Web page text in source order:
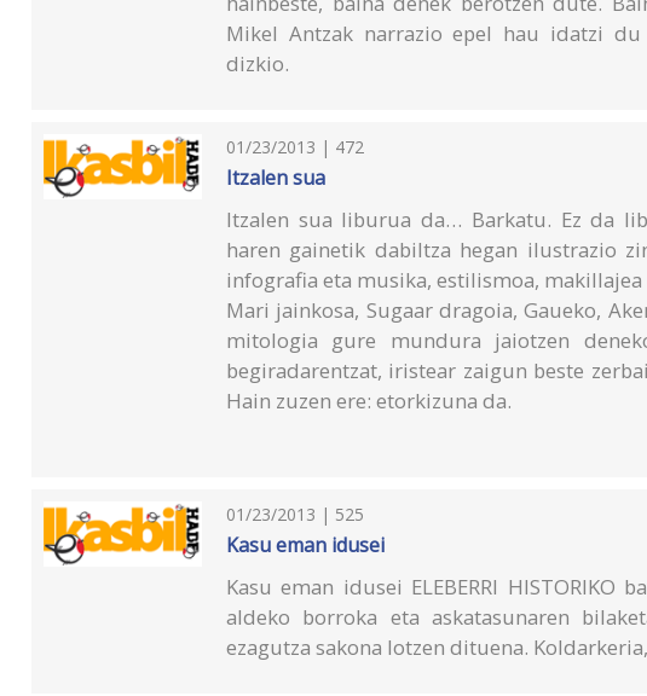
Mikel Antzak narrazio epel hau idatzi
dizkio.
01/23/2013 | 472
Itzalen sua
Itzalen sua liburua da… Barkatu. Ez da
haren gainetik dabiltza hegan ilustrazio
infografia eta musika, estilismoa, makillajea
Mari jainkosa, Sugaar dragoia, Gaueko,
mitologia gure mundura jaiotzen
begiradarentzat, iristear zaigun beste
Hain zuzen ere: etorkizuna da.
01/23/2013 | 525
Kasu eman idusei
Kasu eman idusei ELEBERRI HISTORIKO
aldeko borroka eta askatasunaren
ezagutza sakona lotzen dituena.